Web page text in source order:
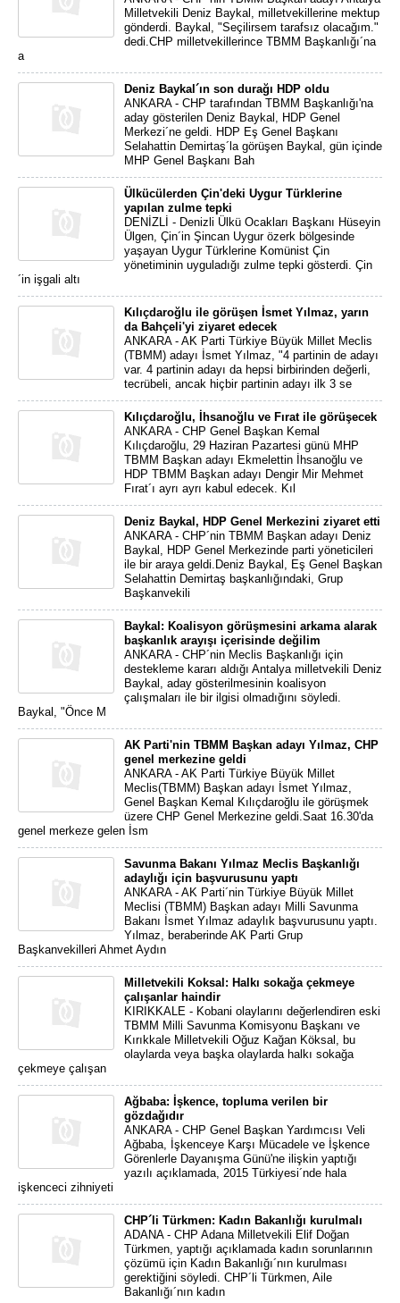
Milletvekili Deniz Baykal, milletvekillerine mektup
gönderdi. Baykal, "Seçilirsem tarafsız olacağım."
dedi.CHP milletvekillerince TBMM Başkanlığı´na
a
Deniz Baykal´ın son durağı HDP oldu
ANKARA - CHP tarafından TBMM Başkanlığı'na
aday gösterilen Deniz Baykal, HDP Genel
Merkezi´ne geldi. HDP Eş Genel Başkanı
Selahattin Demirtaş´la görüşen Baykal, gün içinde
MHP Genel Başkanı Bah
Ülkücülerden Çin'deki Uygur Türklerine
yapılan zulme tepki
DENİZLİ - Denizli Ülkü Ocakları Başkanı Hüseyin
Ülgen, Çin´in Şincan Uygur özerk bölgesinde
yaşayan Uygur Türklerine Komünist Çin
yönetiminin uyguladığı zulme tepki gösterdi. Çin
´in işgali altı
Kılıçdaroğlu ile görüşen İsmet Yılmaz, yarın
da Bahçeli'yi ziyaret edecek
ANKARA - AK Parti Türkiye Büyük Millet Meclis
(TBMM) adayı İsmet Yılmaz, "4 partinin de adayı
var. 4 partinin adayı da hepsi birbirinden değerli,
tecrübeli, ancak hiçbir partinin adayı ilk 3 se
Kılıçdaroğlu, İhsanoğlu ve Fırat ile görüşecek
ANKARA - CHP Genel Başkan Kemal
Kılıçdaroğlu, 29 Haziran Pazartesi günü MHP
TBMM Başkan adayı Ekmelettin İhsanoğlu ve
HDP TBMM Başkan adayı Dengir Mir Mehmet
Fırat´ı ayrı ayrı kabul edecek. Kıl
Deniz Baykal, HDP Genel Merkezini ziyaret etti
ANKARA - CHP´nin TBMM Başkan adayı Deniz
Baykal, HDP Genel Merkezinde parti yöneticileri
ile bir araya geldi.Deniz Baykal, Eş Genel Başkan
Selahattin Demirtaş başkanlığındaki, Grup
Başkanvekili
Baykal: Koalisyon görüşmesini arkama alarak
başkanlık arayışı içerisinde değilim
ANKARA - CHP´nin Meclis Başkanlığı için
destekleme kararı aldığı Antalya milletvekili Deniz
Baykal, aday gösterilmesinin koalisyon
çalışmaları ile bir ilgisi olmadığını söyledi.
Baykal, "Önce M
AK Parti'nin TBMM Başkan adayı Yılmaz, CHP
genel merkezine geldi
ANKARA - AK Parti Türkiye Büyük Millet
Meclis(TBMM) Başkan adayı İsmet Yılmaz,
Genel Başkan Kemal Kılıçdaroğlu ile görüşmek
üzere CHP Genel Merkezine geldi.Saat 16.30'da
genel merkeze gelen İsm
Savunma Bakanı Yılmaz Meclis Başkanlığı
adaylığı için başvurusunu yaptı
ANKARA - AK Parti´nin Türkiye Büyük Millet
Meclisi (TBMM) Başkan adayı Milli Savunma
Bakanı İsmet Yılmaz adaylık başvurusunu yaptı.
Yılmaz, beraberinde AK Parti Grup
Başkanvekilleri Ahmet Aydın
Milletvekili Koksal: Halkı sokağa çekmeye
çalışanlar haindir
KIRIKKALE - Kobani olaylarını değerlendiren eski
TBMM Milli Savunma Komisyonu Başkanı ve
Kırıkkale Milletvekili Oğuz Kağan Köksal, bu
olaylarda veya başka olaylarda halkı sokağa
çekmeye çalışan
Ağbaba: İşkence, topluma verilen bir
gözdağıdır
ANKARA - CHP Genel Başkan Yardımcısı Veli
Ağbaba, İşkenceye Karşı Mücadele ve İşkence
Görenlerle Dayanışma Günü'ne ilişkin yaptığı
yazılı açıklamada, 2015 Türkiyesi´nde hala
işkenceci zihniyeti
CHP´li Türkmen: Kadın Bakanlığı kurulmalı
ADANA - CHP Adana Milletvekili Elif Doğan
Türkmen, yaptığı açıklamada kadın sorunlarının
çözümü için Kadın Bakanlığı´nın kurulması
gerektiğini söyledi. CHP´li Türkmen, Aile
Bakanlığı´nın kadın